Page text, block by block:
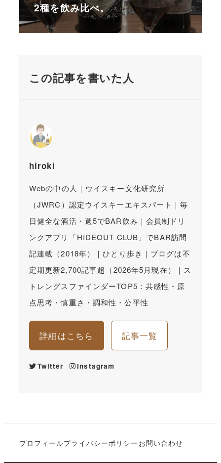
2種を飲み比べ。
この記事を書いた人
hiroki
Webの中の人｜ウイスキー文化研究所
（JWRC）認定ウイスキーエキスパート｜毎
日健全な酒活・週5でBAR飲み｜会員制ドリ
ンクアプリ「HIDEOUT CLUB」でBAR訪問
記連載（2018年）｜ひとり歩き｜ブログは不
定期更新2,700記事超（2026年5月現在）｜ス
トレングスファインダーTOP5：共感性・原
点思考・慎重さ・調和性・公平性
詳細はこちら 記事一覧
Twitter Instagram
プロフィールプライバシーポリシー お問い合わせ